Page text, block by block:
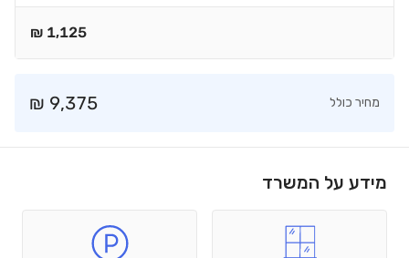
1,125
₪
מחיר כולל 9,375
₪
מידע על המשרד